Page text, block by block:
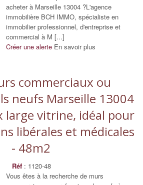
acheter à Marseille 13004 ?L'agence
immobilière BCH IMMO, spécialiste en
immobilier professionnel, d'entreprise et
commercial à M [...]
Créer une alerte En savoir plus
commerciaux ou
neufs Marseille 13004
large vitrine, idéal pour
libérales et médicales
- 48m2
Réf : 1120-48
Vous êtes à la recherche de murs